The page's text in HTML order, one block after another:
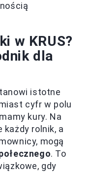
w KRUS?
dla
istotne
cyfr w polu
kury. Na
rolnik, a
mogą
. To
gdy